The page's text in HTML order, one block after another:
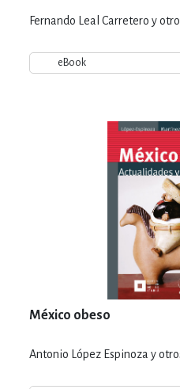
Fernando Leal Carretero y
eBook
México obeso
Antonio López Espinoza y